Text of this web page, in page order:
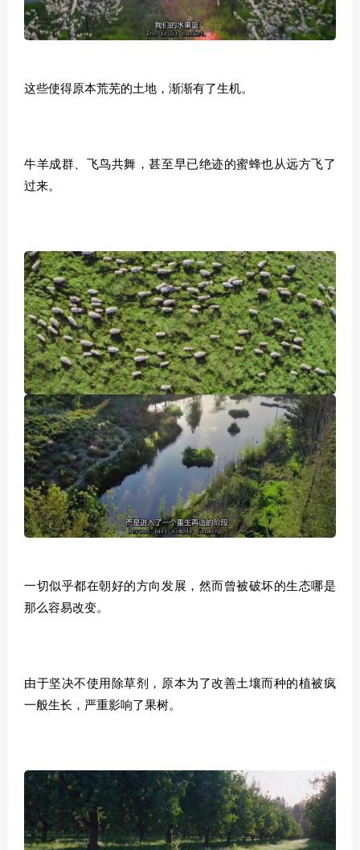
这些使得原本荒芜的土地，渐渐有了生机。
牛羊成群、飞鸟共舞，甚至早已绝迹的蜜蜂也从远方飞了
过来。
一切似乎都在朝好的方向发展，然而曾被破坏的生态哪是
那么容易改变。
由于坚决不使用除草剂，原本为了改善土壤而种的植被疯
一般生长，严重影响了果树。